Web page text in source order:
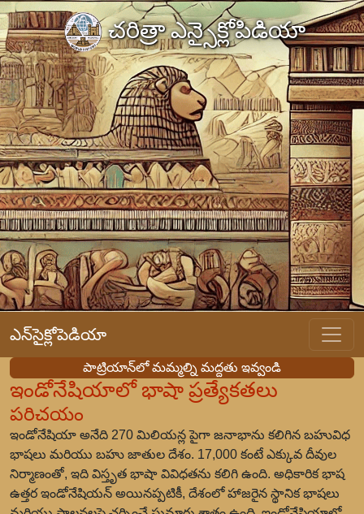
చరిత్రా ఎన్సైక్లోపిడియా
ఎన్‌సైక్లోపెడియా
పాట్రియాన్‌లో మమ్మల్ని మద్దతు ఇవ్వండి
ఇండోనేషియాలో భాషా ప్రత్యేకతలు
పరిచయం
ఇండోనేషియా అనేది 270 మిలియన్ల పైగా జనాభాను కలిగిన బహువిధ
భాషలు మరియు బహు జాతుల దేశం. 17,000 కంటే ఎక్కువ దీవుల
నిర్మాణంతో, ఇది విస్తృత భాషా వివిధతను కలిగి ఉంది. అధికారిక భాష
ఉత్తర ఇండోనేషియన్ అయినప్పటికీ, దేశంలో హాజరైన స్థానిక భాషలు